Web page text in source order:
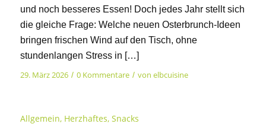
und noch besseres Essen! Doch jedes Jahr stellt sich
die gleiche Frage: Welche neuen Osterbrunch-Ideen
bringen frischen Wind auf den Tisch, ohne
stundenlangen Stress in […]
29. März 2026 / 0 Kommentare / von elbcuisine
Allgemein, Herzhaftes, Snacks